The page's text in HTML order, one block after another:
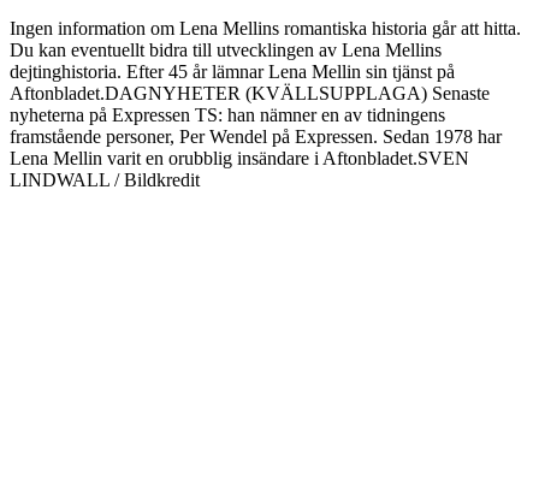
Ingen information om Lena Mellins romantiska historia går att hitta.
Du kan eventuellt bidra till utvecklingen av Lena Mellins
dejtinghistoria. Efter 45 år lämnar Lena Mellin sin tjänst på
Aftonbladet.DAGNYHETER (KVÄLLSUPPLAGA) Senaste
nyheterna på Expressen TS: han nämner en av tidningens
framstående personer, Per Wendel på Expressen. Sedan 1978 har
Lena Mellin varit en orubblig insändare i Aftonbladet.SVEN
LINDWALL / Bildkredit